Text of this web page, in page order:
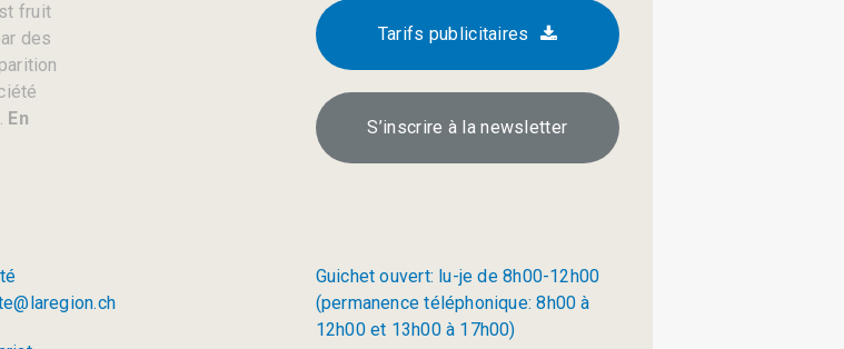
fruit
des
En
Tarifs publicitaires
S’inscrire à la newsletter
Guichet ouvert: lu-je de 8h00-12h00
(permanence téléphonique: 8h00 à
12h00 et 13h00 à 17h00)